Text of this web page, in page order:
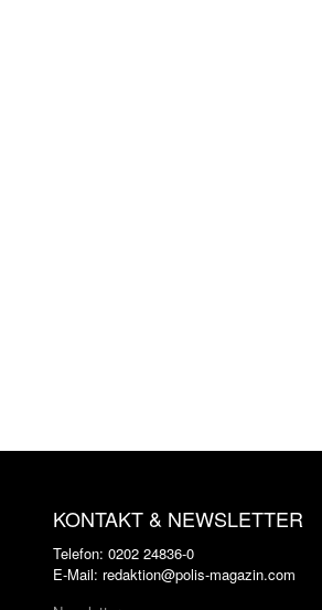
KONTAKT & NEWSLETTER
Telefon: 0202 24836-0
E-Mail: redaktion@polis-magazin.com